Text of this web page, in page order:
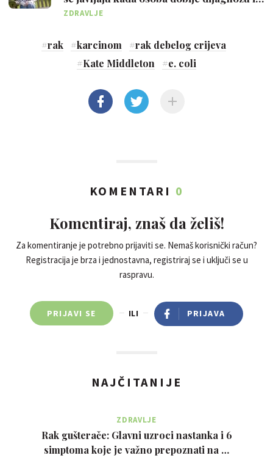
kako si pomoći
ZDRAVLJE
#rak #karcinom #rak debelog crijeva
#Kate Middleton #e. coli
KOMENTARI 0
Komentiraj, znaš da želiš!
Za komentiranje je potrebno prijaviti se. Nemaš korisnički račun?
Registracija je brza i jednostavna, registriraj se i uključi se u
raspravu.
PRIJAVI SE ILI PRIJAVA
NAJČITANIJE
ZDRAVLJE
Rak gušterače: Glavni uzroci nastanka i 6
simptoma koje je važno prepoznati na …